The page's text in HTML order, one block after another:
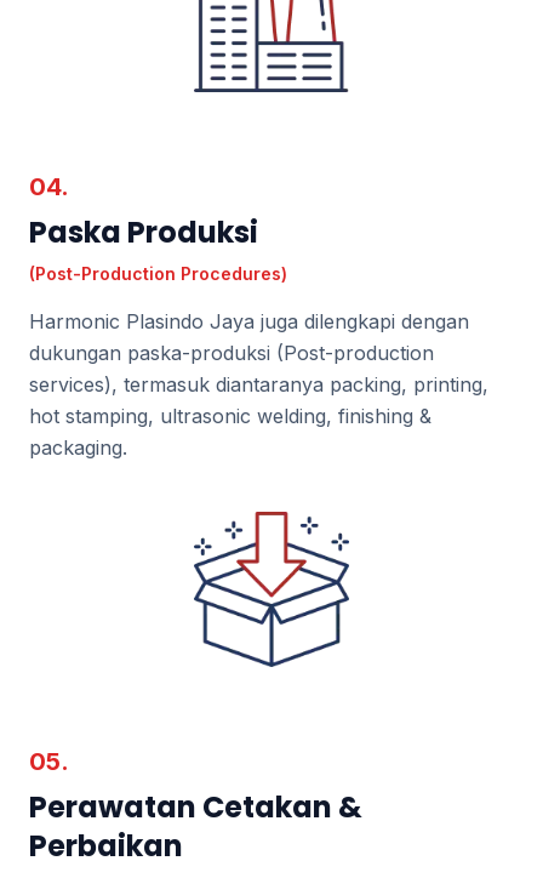
04.
Paska Produksi
(Post-Production Procedures)
Harmonic Plasindo Jaya juga dilengkapi dengan
dukungan paska-produksi (Post-production
services), termasuk diantaranya packing, printing,
hot stamping, ultrasonic welding, finishing &
packaging.
05.
Perawatan Cetakan &
Perbaikan